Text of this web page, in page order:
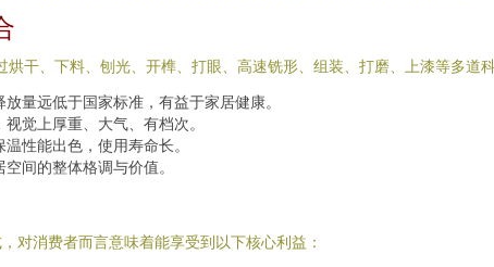
干、下料、刨光、开榫、打眼、高速铣形、组装、打磨、上漆等多道
量远低于国家标准，有益于家居健康。
觉上厚重、大气、有档次。
性能出色，使用寿命长。
间的整体格调与价值。
对消费者而言意味着能享受到以下核心利益：